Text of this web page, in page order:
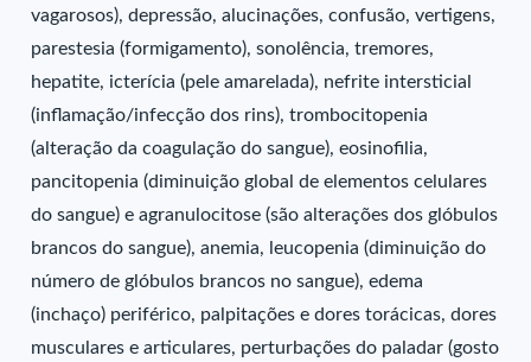
vagarosos), depressão, alucinações, confusão, vertigens,
parestesia (formigamento), sonolência, tremores,
hepatite, icterícia (pele amarelada), nefrite intersticial
(inflamação/infecção dos rins), trombocitopenia
(alteração da coagulação do sangue), eosinofilia,
pancitopenia (diminuição global de elementos celulares
do sangue) e agranulocitose (são alterações dos glóbulos
brancos do sangue), anemia, leucopenia (diminuição do
número de glóbulos brancos no sangue), edema
(inchaço) periférico, palpitações e dores torácicas, dores
musculares e articulares, perturbações do paladar (gosto